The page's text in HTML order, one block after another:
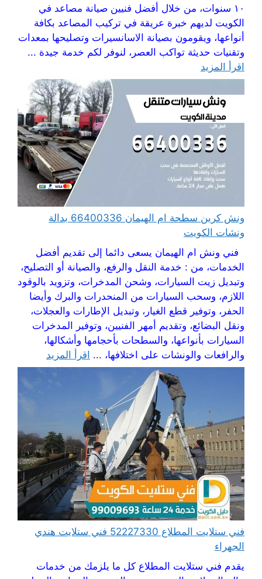
١٠ سنوات، من خلال أفضل فنيين صيانة مصاعد في
الكويت لديهم خبرة عريقة في تركيب المصاعد بكافة
أنواعها، ويقومون بصيانة الاسانسيرات وتصليحها بمعدات
وتقنيات حديثة تواكب العصر، لنوفر لكم خدمة جيدة ...
اقرأ المزيد
ونش كرين سطحة ام الهيمان 66400336 بدالة
ونشات الكويت
فني ونش ام الهيمان يسعى دائما إلى تقديم أفضل
الخدمات، من : خدمة النقل والرفع، والصيانة أو التصليح،
وتبديل زيت السيارات، وشحن المدخرات، وتزويد بالوقود
اللازم، وسحب السيارات من المنحدرات والبرك وأيضا
الحفر، وتوفير قطع الغيار، وتبديل الإطارات والعجلات،
ونقل البضائع، وتقديم أمهر الفنيين، وتوفير المدخرات
السيارات بأنواعها، والسطحات بأحجامها وأشكالها،
والرافعات والونشات على اختلافها، ... اقرأ المزيد
فني ستلايت المطلاع 52227330 فني ستلايت هندي
الجهراء
يقدم فني ستلايت المطلاع كل ما يلزمك من خدمات